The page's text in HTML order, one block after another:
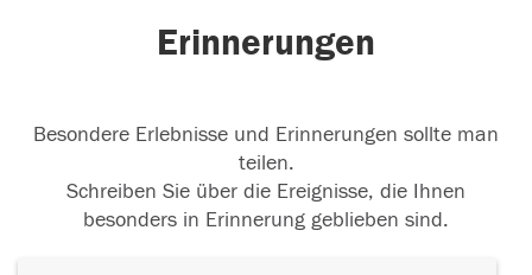
Erinnerungen
Besondere Erlebnisse und Erinnerungen sollte man
teilen.
Schreiben Sie über die Ereignisse, die Ihnen
besonders in Erinnerung geblieben sind.